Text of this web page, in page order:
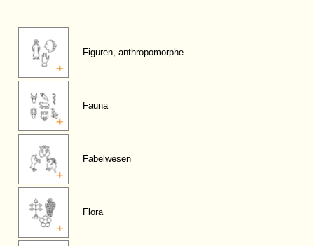
Figuren, anthropomorphe
Fauna
Fabelwesen
Flora